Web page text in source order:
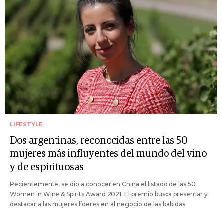
LIFESTYLE
Dos argentinas, reconocidas entre las 50
mujeres más influyentes del mundo del vino
y de espirituosas
Recientemente, se dio a conocer en China el listado de las 50
Women in Wine & Spirits Award 2021. El premio busca presentar y
destacar a las mujeres líderes en el negocio de las bebidas.